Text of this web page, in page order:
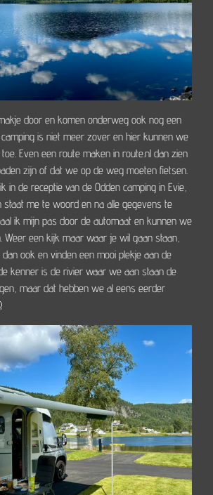
door en komen onderweg ook nog een
is niet meer zover en hier kunnen we
Even een route maken in route.nl dan zien
zijn of dat we op de weg moeten fietsen.
in de receptie van de Odden camping in Evie,
staat me te woord en na alle gegevens te
ik mijn pas door de automaat en kunnen we
Weer een kijk maar waar je wil gaan staan,
ook en vinden een mooi plekje aan de
kenner is de rivier waar we aan staan de
maar dat hebben we al eens eerder